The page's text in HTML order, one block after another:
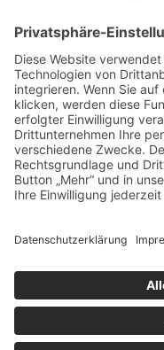
Telefon: (09 31) 3 86 -
Du